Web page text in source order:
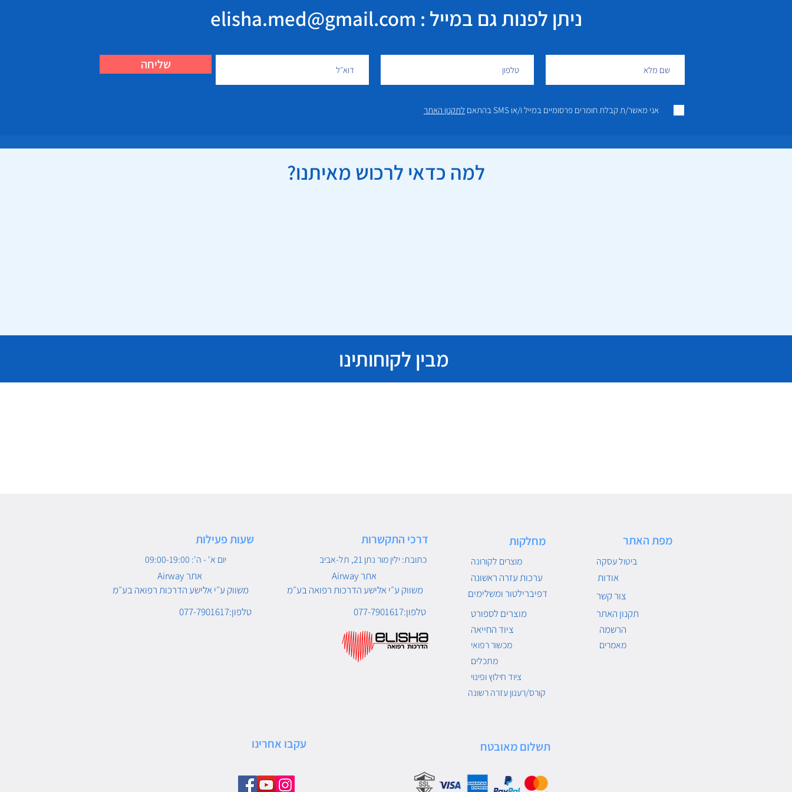
ניתן לפנות גם במייל : elisha.med@gmail.com
שליחה
אני מאשר/ת קבלת חומרים פרסומיים במייל ו/או SMS בהתאם לתקנון האתר
למה כדאי לרכוש מאיתנו?
מבין לקוחותינו
שעות פעילות
יום א' - ה': 09:00-19:00
Airway אתר
משווק ע״י אלישע הדרכות רפואה בע״מ
טלפון:077-7901617
דרכי התקשרות
כתובת: ילין מור נתן 21, תל-אביב
Airway אתר
משווק ע״י אלישע הדרכות רפואה בע״מ
טלפון:077-7901617
מחלקות
מוצרים לקורונה
ערכות עזרה ראשונה
דפיברילטור ומשלימים
מוצרים לספורט
ציוד החייאה
מכשור רפואי
מתכלים
ציוד חילוץ ופינוי
קורס/רענון עזרה רשונה
מפת האתר
ביטול עסקה
אודות
צור קשר
תקנון האתר
הרשמה
מאמרים
עקבו אחרינו תשלום מאובטח